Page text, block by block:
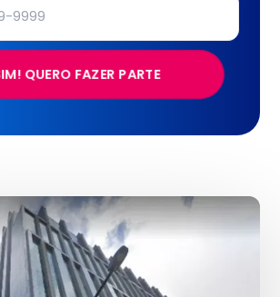
QUERO FAZER PARTE